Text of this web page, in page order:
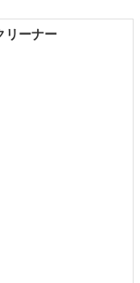
リーナー